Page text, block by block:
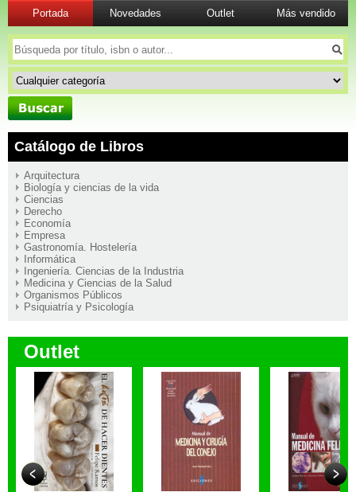
Portada Novedades Outlet Más vendido
Catálogo de Libros
Arquitectura
Biología y ciencias de la vida
Ciencias
Derecho
Economía
Empresa
Gastronomía. Hostelería
Informática
Ingeniería. Ciencias de la Industria
Medicina y Ciencias de la Salud
Organismos Públicos
Psiquiatría y Psicología
Outlet